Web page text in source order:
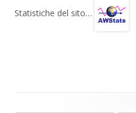
gr s b
Statistiche del sito…